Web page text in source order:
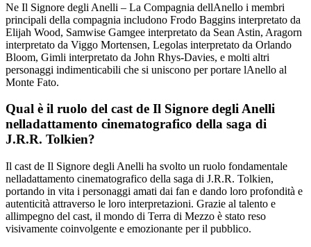
Ne Il Signore degli Anelli – La Compagnia dellAnello i membri
principali della compagnia includono Frodo Baggins interpretato da
Elijah Wood, Samwise Gamgee interpretato da Sean Astin, Aragorn
interpretato da Viggo Mortensen, Legolas interpretato da Orlando
Bloom, Gimli interpretato da John Rhys-Davies, e molti altri
personaggi indimenticabili che si uniscono per portare lAnello al
Monte Fato.
Qual è il ruolo del cast de Il Signore degli Anelli
nelladattamento cinematografico della saga di
J.R.R. Tolkien?
Il cast de Il Signore degli Anelli ha svolto un ruolo fondamentale
nelladattamento cinematografico della saga di J.R.R. Tolkien,
portando in vita i personaggi amati dai fan e dando loro profondità e
autenticità attraverso le loro interpretazioni. Grazie al talento e
allimpegno del cast, il mondo di Terra di Mezzo è stato reso
visivamente coinvolgente e emozionante per il pubblico.